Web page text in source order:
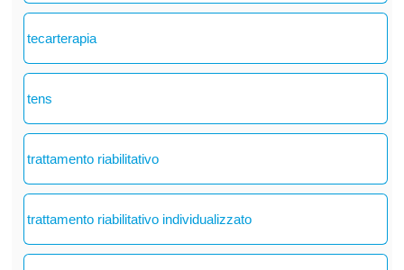
tecarterapia
tens
trattamento riabilitativo
trattamento riabilitativo individualizzato